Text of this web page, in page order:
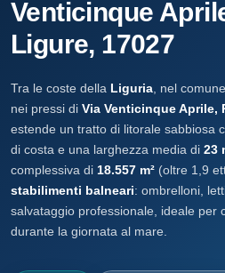
Venticinque
Ligure, 17027
Tra le coste della Liguria , nel
nei pressi di Via Venticinque Aprile,
estende un tratto di litorale sabbiosa
di costa e una larghezza media di 23
complessiva di 18.557 m² (oltre 1,9
stabilimenti balneari: ombrelloni,
salvataggio professionale, ideale per
durante la giornata al mare.